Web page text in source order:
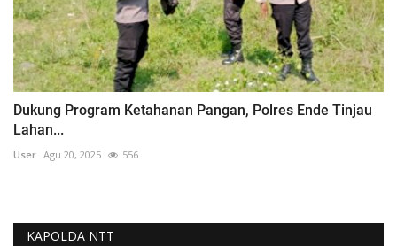
Dukung Program Ketahanan Pangan, Polres Ende Tinjau
Lahan...
User Agu 20, 2025 556
KAPOLDA NTT